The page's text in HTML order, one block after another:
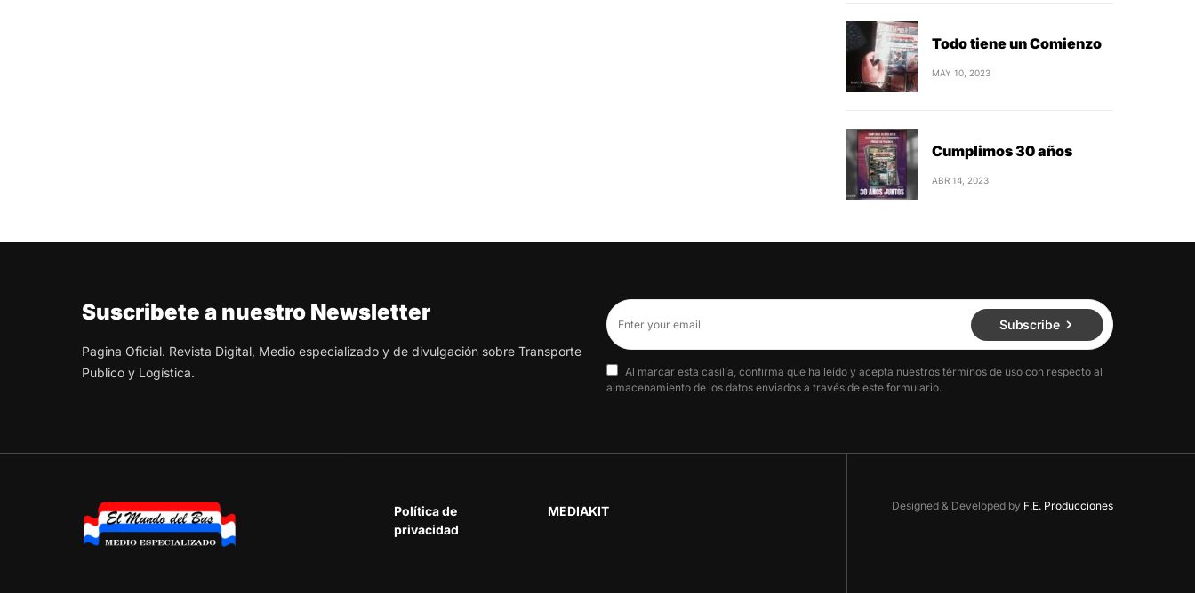
Todo tiene un Comienzo
MAY 10, 2023
Cumplimos 30 años
ABR 14, 2023
Suscribete a nuestro Newsletter
Pagina Oficial. Revista Digital, Medio especializado y de divulgación sobre Transporte
Publico y Logística.
Subscribe
Al marcar esta casilla, confirma que ha leído y acepta nuestros términos de uso con respecto al
almacenamiento de los datos enviados a través de este formulario.
Política de
privacidad
MEDIAKIT Designed & Developed by F.E. Producciones